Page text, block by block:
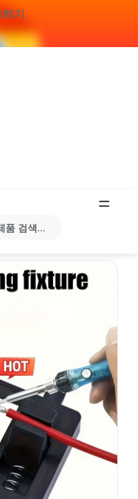
기
품 검색...
및 카탈로그